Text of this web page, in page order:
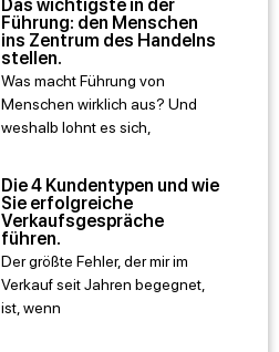
Das wichtigste in der
Führung: den Menschen
ins Zentrum des Handelns
stellen.
Was macht Führung von
Menschen wirklich aus? Und
weshalb lohnt es sich,
Die 4 Kundentypen und wie
Sie erfolgreiche
Verkaufsgespräche
führen.
Der größte Fehler, der mir im
Verkauf seit Jahren begegnet,
ist, wenn